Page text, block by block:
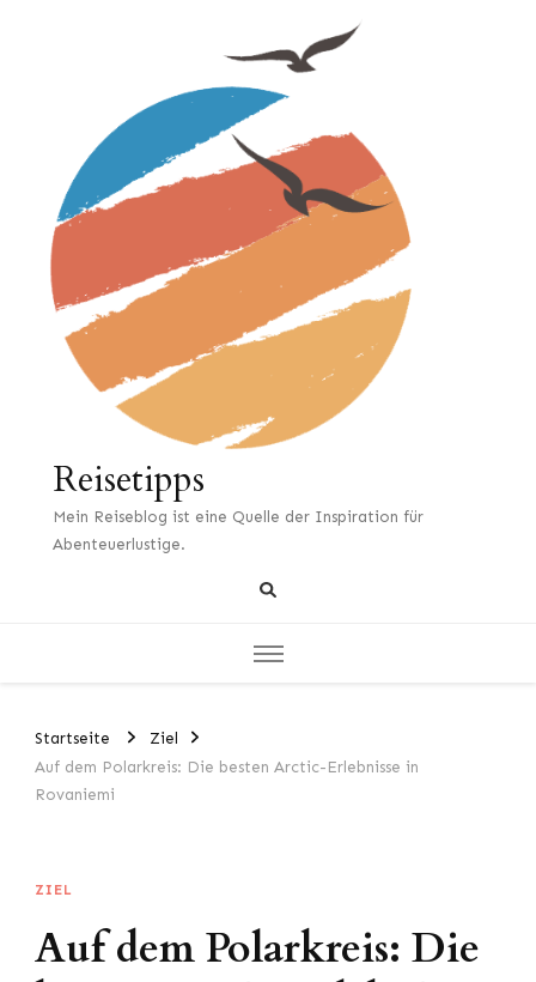
Reisetipps
Mein Reiseblog ist eine Quelle der Inspiration für
Abenteuerlustige.
Startseite
Ziel
Auf dem Polarkreis: Die besten Arctic-Erlebnisse in
Rovaniemi
ZIEL
Auf dem Polarkreis: Die